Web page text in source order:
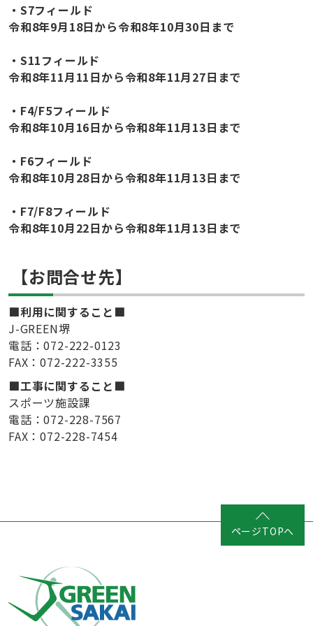
・S7フィールド
令和8年9月18日から令和8年10月30日まで
・S11フィールド
令和8年11月11日から令和8年11月27日まで
・F4/F5フィールド
令和8年10月16日から令和8年11月13日まで
・F6フィールド
令和8年10月28日から令和8年11月13日まで
・F7/F8フィールド
令和8年10月22日から令和8年11月13日まで
【お問合せ先】
■利用に関すること■
J-GREEN堺
電話：072-222-0123
FAX：072-222-3355
■工事に関すること■
スポーツ施設課
電話：072-228-7567
FAX：072-228-7454
ページTOPへ